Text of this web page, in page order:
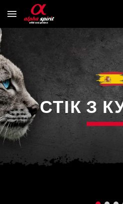
Skip to main content
СТІК З